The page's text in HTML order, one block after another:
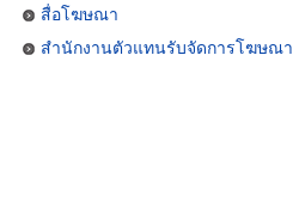
สื่อโฆษณา
สำนักงานตัวแทนรับจัดการโฆษณา